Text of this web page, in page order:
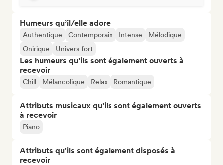
Humeurs qu’il/elle adore
Authentique Contemporain Intense
Mélodique
Onirique
Univers fort
Les humeurs qu’ils sont également ouverts à
recevoir
Chill Mélancolique Relax Romantique
Attributs musicaux qu’ils sont également ouverts
à recevoir
Piano
Attributs qu'ils sont également disposés à
recevoir